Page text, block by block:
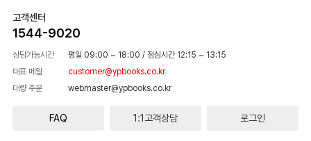
고객센터
1544-9020
상담가능시간 평일 09:00 ~ 18:00 / 점심시간 12:15 ~ 13:15
대표 메일
customer@ypbooks.co.kr
대량 주문
webmaster@ypbooks.co.kr
FAQ 1:1고객상담 로그인